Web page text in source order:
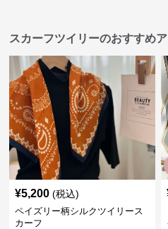
スカーフツイリーのおすすめ
¥5,200 (税込)
ペイズリー柄シルクツイリース
カーフ